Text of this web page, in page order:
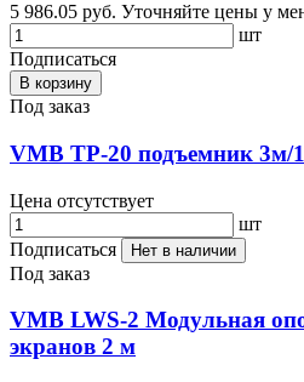
5 986.05 руб. Уточняйте цены у
шт
Подписаться
В корзину
Под заказ
VMB TP-20 подъемник 3м/
Цена отсутствует
шт
Подписаться
Нет в наличии
Под заказ
VMB LWS-2 Модульная
экранов 2 м